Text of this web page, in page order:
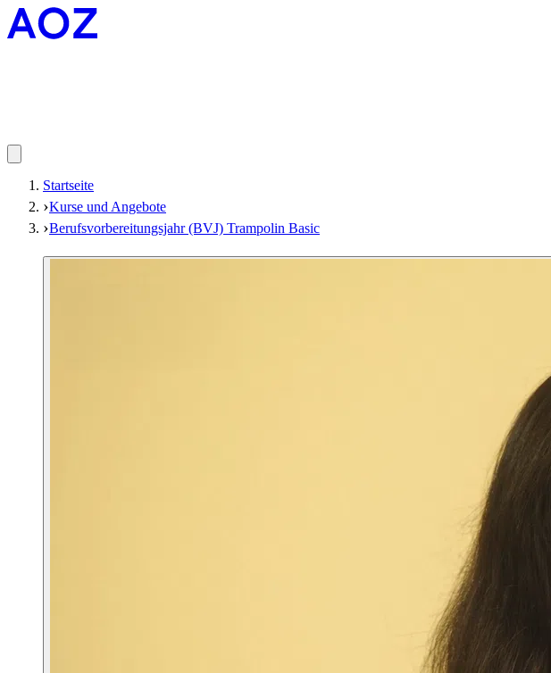
Startseite
Kurse und Angebote
Berufsvorbereitungsjahr (BVJ) Trampolin Basic